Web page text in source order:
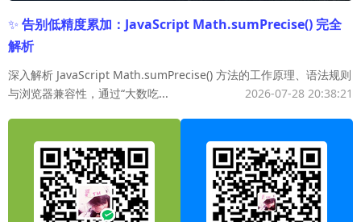
✨ 告别低精度累加：JavaScript Math.sumPrecise() 完全
解析
深入解析 JavaScript Math.sumPrecise() 方法的工作原理、语法规则
与浏览器兼容性，通过“大数吃...
2026-07-28 20:38:21